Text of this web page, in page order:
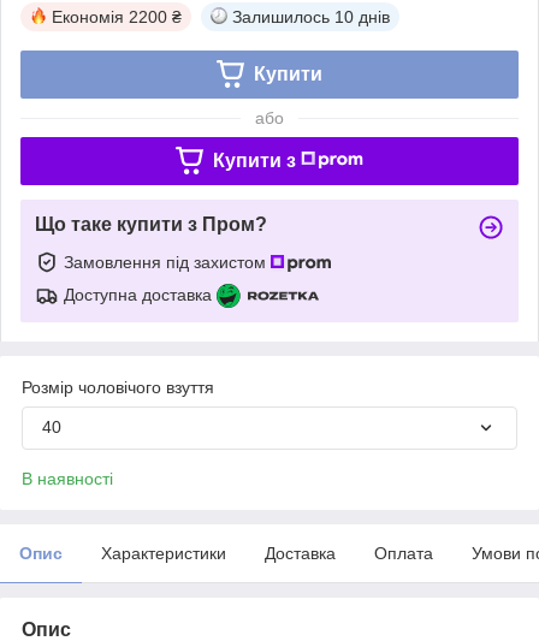
Економія 2200 ₴ Залишилось 10 днів
Купити
або
Купити з
Що таке купити з Пром?
Замовлення під захистом
Доступна доставка
Розмір чоловічого взуття
40
В наявності
Опис Характеристики Доставка Оплата Умови
Опис